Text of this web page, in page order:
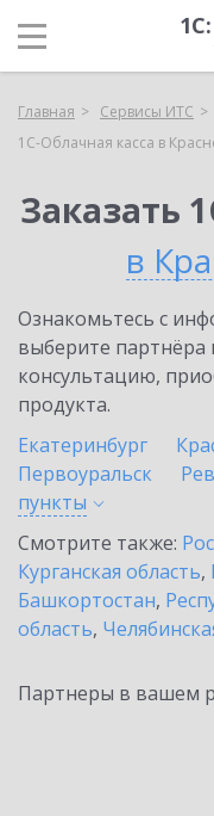
Главная Сервисы ИТС
1С-Облачная касса в
Заказать
в
Ознакомьтесь с
выберите партнёра
консультацию,
продукта.
Екатеринбург
Первоуральск
пункты
Смотрите также:
Курганская область,
Башкортостан,
область,
Партнеры в вашем